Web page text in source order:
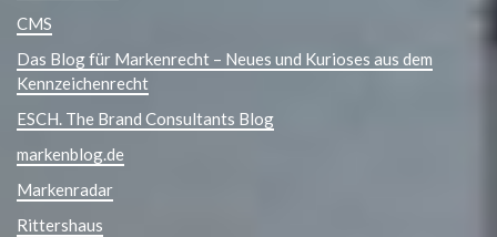
CMS
Das Blog für Markenrecht – Neues und Kurioses aus dem
Kennzeichenrecht
ESCH. The Brand Consultants Blog
markenblog.de
Markenradar
Rittershaus